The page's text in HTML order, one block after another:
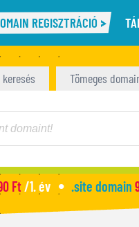
REGISZTRÁCIÓ
Tömeges
Ft/1. év .site domain